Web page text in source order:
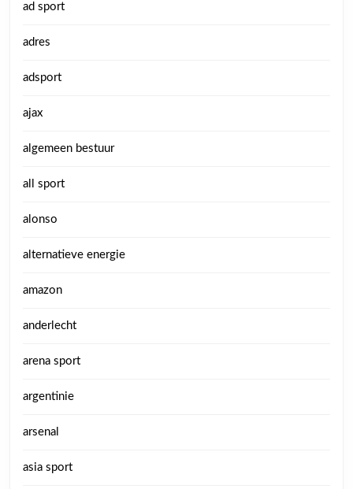
ad sport
adres
adsport
ajax
algemeen bestuur
all sport
alonso
alternatieve energie
amazon
anderlecht
arena sport
argentinie
arsenal
asia sport